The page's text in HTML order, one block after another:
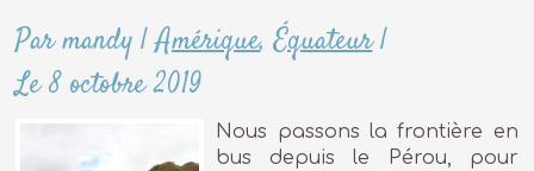
Par mandy |Amérique,Équateur|
Le 8 octobre 2019
Nous passons la frontière en
bus depuis le Pérou, pour